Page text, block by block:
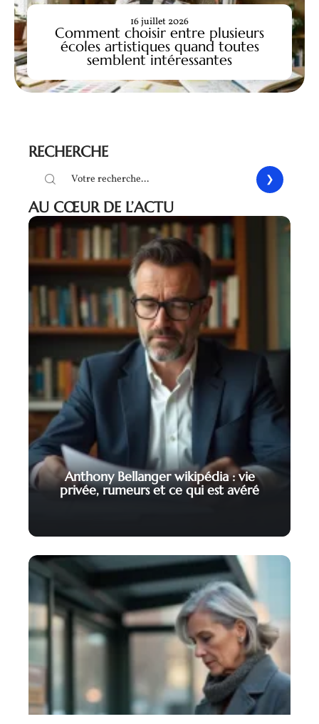
Comment choisir entre plusieurs
écoles artistiques quand toutes
semblent intéressantes
16 juillet 2026
RECHERCHE
AU CŒUR DE L’ACTU
Anthony Bellanger wikipédia : vie
privée, rumeurs et ce qui est avéré